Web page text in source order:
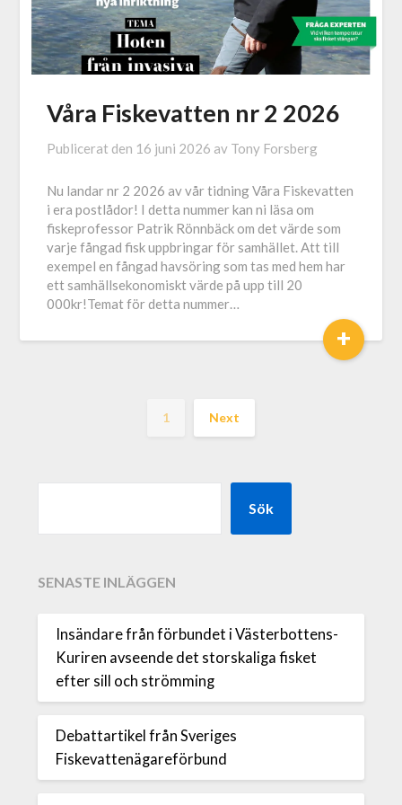
Våra Fiskevatten nr 2 2026
Publicerat den 16 juni 2026 av Tony Forsberg
Nu landar nr 2 2026 av vår tidning Våra Fiskevatten
i era postlådor! I detta nummer kan ni läsa om
fiskeprofessor Patrik Rönnbäck om det värde som
varje fångad fisk uppbringar för samhället. Att till
exempel en fångad havsöring som tas med hem har
ett samhällsekonomiskt värde på upp till 20
000kr!Temat för detta nummer…
+
1 Next
Sök
SENASTE INLÄGGEN
Insändare från förbundet i Västerbottens-
Kuriren avseende det storskaliga fisket
efter sill och strömming
Debattartikel från Sveriges
Fiskevattenägareförbund